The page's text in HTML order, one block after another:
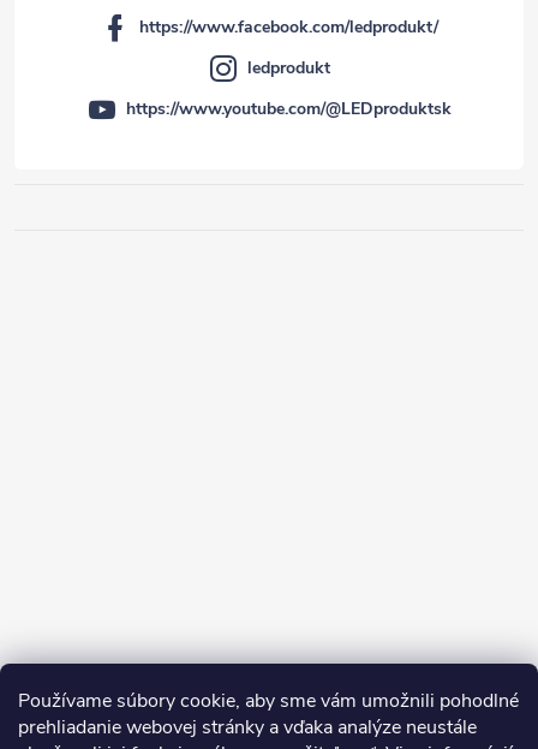
Používame súbory cookie, aby sme vám umožnili pohodlné
prehliadanie webovej stránky a vďaka analýze neustále
https://www.facebook.com/ledprodukt/
ledprodukt
https://www.youtube.com/@LEDproduktsk